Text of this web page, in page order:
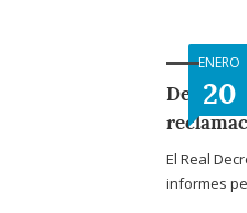
ENERO
20
Desde
El Real
informes